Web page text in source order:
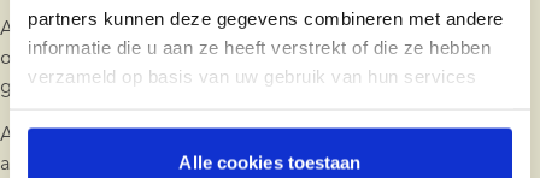
partners kunnen deze gegevens combineren met andere
informatie die u aan ze heeft verstrekt of die ze hebben
verzameld op basis van uw gebruik van hun services
Alle cookies toestaan
Als de donor ermee instemt dat u contact met hem opneemt
of om uw vragen te beantwoorden, dan regelen wij dat dit
gebeurt.
Als de donor weigert, geven wij zijn identificatiegegevens
aan u vrij nadat u de donorvertrouwelijkheidsovereenkomst